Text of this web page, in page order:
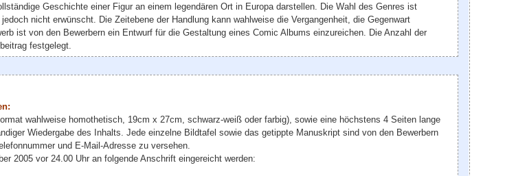
Geschichte einer Figur an einem legendären Ort in Europa darstellen. Die Wahl des Genres ist
nicht erwünscht. Die Zeitebene der Handlung kann wahlweise die Vergangenheit, die Gegenwart
ist von den Bewerbern ein Entwurf für die Gestaltung eines Comic Albums einzureichen. Die Anzahl der
festgelegt.
wahlweise homothetisch, 19cm x 27cm, schwarz-weiß oder farbig), sowie eine höchstens 4 Seiten lange
Wiedergabe des Inhalts. Jede einzelne Bildtafel sowie das getippte Manuskript sind von den Bewerbern
und E-Mail-Adresse zu versehen.
2005 vor 24.00 Uhr an folgende Anschrift eingereicht werden: